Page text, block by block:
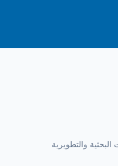
البحثية والتطويرية